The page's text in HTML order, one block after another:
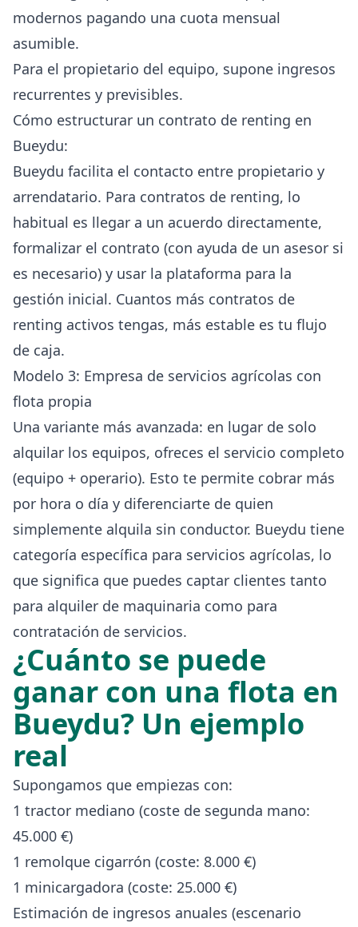
modernos pagando una cuota mensual
asumible.
Para el propietario del equipo, supone ingresos
recurrentes y previsibles.
Cómo estructurar un contrato de renting en
Bueydu:
Bueydu facilita el contacto entre propietario y
arrendatario. Para contratos de renting, lo
habitual es llegar a un acuerdo directamente,
formalizar el contrato (con ayuda de un asesor si
es necesario) y usar la plataforma para la
gestión inicial. Cuantos más contratos de
renting activos tengas, más estable es tu flujo
de caja.
Modelo 3: Empresa de servicios agrícolas con
flota propia
Una variante más avanzada: en lugar de solo
alquilar los equipos, ofreces el servicio completo
(equipo + operario). Esto te permite cobrar más
por hora o día y diferenciarte de quien
simplemente alquila sin conductor. Bueydu tiene
categoría específica para servicios agrícolas, lo
que significa que puedes captar clientes tanto
para alquiler de maquinaria como para
contratación de servicios.
¿Cuánto se puede
ganar con una flota en
Bueydu? Un ejemplo
real
Supongamos que empiezas con:
1 tractor mediano (coste de segunda mano:
45.000 €)
1 remolque cigarrón (coste: 8.000 €)
1 minicargadora (coste: 25.000 €)
Estimación de ingresos anuales (escenario